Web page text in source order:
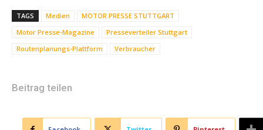
TAGS Medien
MOTOR PRESSE STUTTGART
Motor Presse-Magazine
Presseverteiler Stuttgart
Routenplanungs-Plattform
Verbraucher
Beitrag teilen